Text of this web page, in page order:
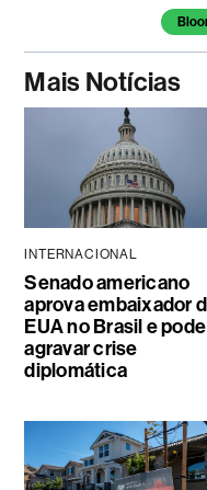
Mais Notícias
INTERNACIONAL
Senado americano
aprova embaixador
EUA no Brasil e pode
agravar crise
diplomática